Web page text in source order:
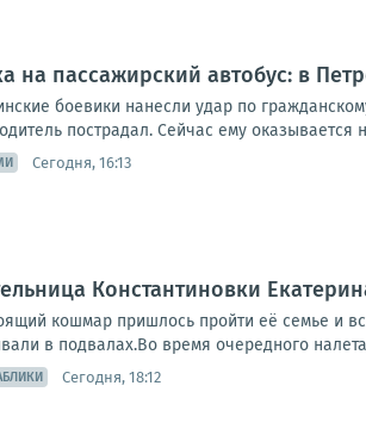
на пассажирский автобус: в
боевики нанесли удар по
пострадал. Сейчас ему
Сегодня, 16:13
Константиновки
кошмар пришлось пройти её семье и
в подвалах.Во время очередного
Сегодня, 18:12